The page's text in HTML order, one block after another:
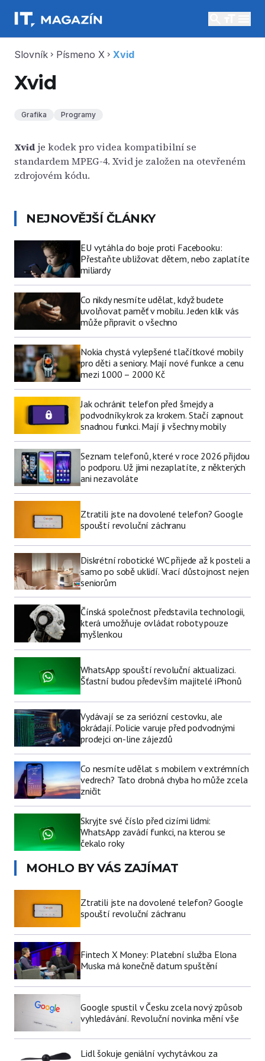
Slovník chevron_right Písmeno X chevron_right Xvid
Xvid
Grafika Programy
Xvid je kodek pro videa kompatibilní se
standardem MPEG-4. Xvid je založen na otevřeném
zdrojovém kódu.
NEJNOVĚJŠÍ ČLÁNKY
EU vytáhla do boje proti Facebooku:
Přestaňte ubližovat dětem, nebo zaplatíte
miliardy
Co nikdy nesmíte udělat, když budete
uvolňovat paměť v mobilu. Jeden klik vás
může připravit o všechno
Nokia chystá vylepšené tlačítkové mobily
pro děti a seniory. Mají nové funkce a cenu
mezi 1000 – 2000 Kč
Jak ochránit telefon před šmejdy a
podvodníky krok za krokem. Stačí zapnout
snadnou funkci. Mají ji všechny mobily
Seznam telefonů, které v roce 2026 přijdou
o podporu. Už jimi nezaplatíte, z některých
ani nezavoláte
Ztratili jste na dovolené telefon? Google
spouští revoluční záchranu
Diskrétní robotické WC přijede až k posteli a
samo po sobě uklidí. Vrací důstojnost nejen
seniorům
Čínská společnost představila technologii,
která umožňuje ovládat roboty pouze
myšlenkou
WhatsApp spouští revoluční aktualizaci.
Šťastní budou především majitelé iPhonů
Vydávají se za seriózní cestovku, ale
okrádají. Policie varuje před podvodnými
prodejci on-line zájezdů
Co nesmíte udělat s mobilem v extrémních
vedrech? Tato drobná chyba ho může zcela
zničit
Skryjte své číslo před cizími lidmi:
WhatsApp zavádí funkci, na kterou se
čekalo roky
MOHLO BY VÁS ZAJÍMAT
Ztratili jste na dovolené telefon? Google
spouští revoluční záchranu
Fintech X Money: Platební služba Elona
Muska má konečně datum spuštění
Google spustil v Česku zcela nový způsob
vyhledávání. Revoluční novinka mění vše
Lidl šokuje geniální vychytávkou za